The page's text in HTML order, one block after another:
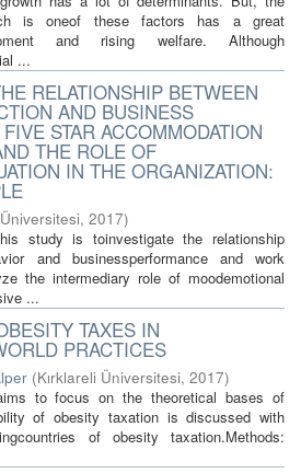
is oneof these factors has a great
and rising welfare. Although
...
RELATIONSHIP BETWEEN
AND BUSINESS
STAR ACCOMMODATION
THE ROLE OF
IN THE ORGANIZATION:
, 2017)
study is toinvestigate the relationship
and businessperformance and work
the intermediary role of moodemotional
...
TAXES IN
PRACTICES
(Kırklareli Üniversitesi, 2017)
to focus on the theoretical bases of
of obesity taxation is discussed with
of obesity taxation.Methods: